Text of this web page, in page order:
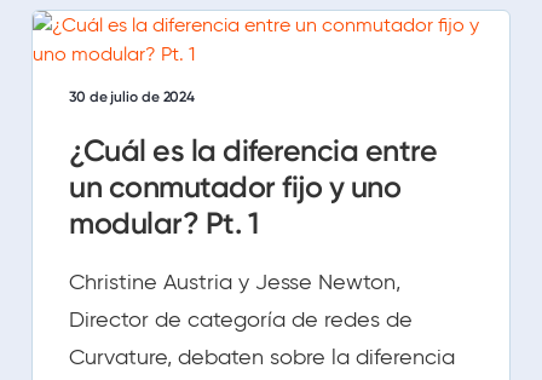
30 de julio de 2024
¿Cuál es la diferencia entre
un conmutador fijo y uno
modular? Pt. 1
Christine Austria y Jesse Newton,
Director de categoría de redes de
Curvature, debaten sobre la diferencia